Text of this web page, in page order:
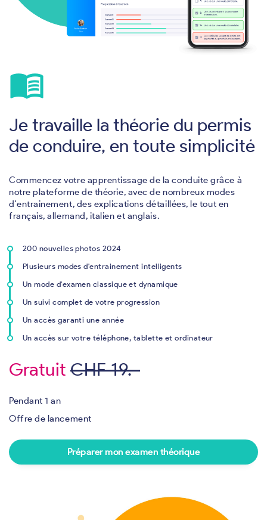
menu_book
Je travaille la théorie du permis
de conduire, en toute simplicité
Commencez votre apprentissage de la conduite grâce à
notre plateforme de théorie, avec de nombreux modes
d'entrainement, des explications détaillées, le tout en
français, allemand, italien et anglais.
200 nouvelles photos 2024
Plusieurs modes d'entrainement intelligents
Un mode d'examen classique et dynamique
Un suivi complet de votre progression
Un accès garanti une année
Un accès sur votre téléphone, tablette et ordinateur
Gratuit CHF 19.-
Pendant 1 an
Offre de lancement
Préparer mon examen théorique